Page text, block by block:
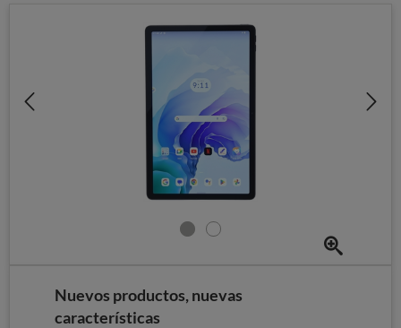
Nuevos productos, nuevas
características